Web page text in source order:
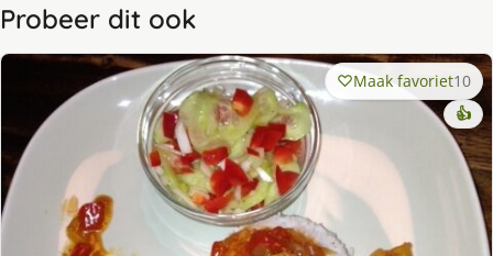
Probeer dit ook
Maak favoriet10
👍